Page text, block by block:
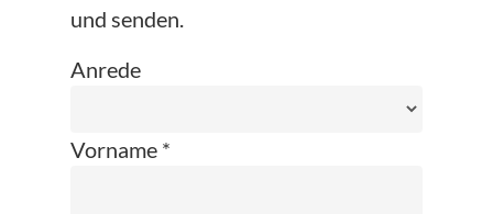
und senden.
Anrede
Vorname *